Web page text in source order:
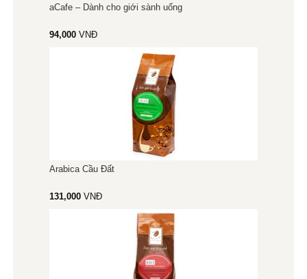
aCafe – Dành cho giới sành uống
94,000 VNĐ
Arabica Cầu Đất
131,000 VNĐ